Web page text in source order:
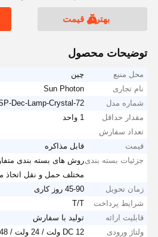
بهترین قیمت
توضیحات محصول
محل منبع
چین
نام تجاری
Sun Photon
شماره مدل
Dec-Lamp-Crystal-72
مقدار حداقل
تعداد سفارش
1 واحد
قیمت
قابل مذاکره
جزئیات بسته بندیروش های بسته بندی
مختلف حمل و نقل اتخاذ
زمان تحویل
45-90 روز کاری
شرایط پرداخت
T/T
قابلیت ارائه
تولید با سفارش
ولتاژ ورودی
DC 12 ولت / 24 ولت / 48 ولت